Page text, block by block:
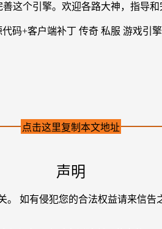
这个引擎。欢迎各路大神，指导和
点击这里复制本文地址
声明
如有侵犯您的合法权益请来信告